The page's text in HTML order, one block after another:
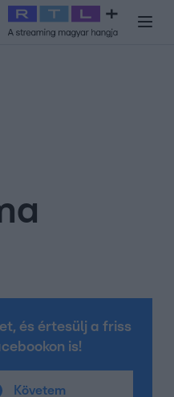
Celeb vagyok, ments ki innen
és értesülj a friss
is!
Követem